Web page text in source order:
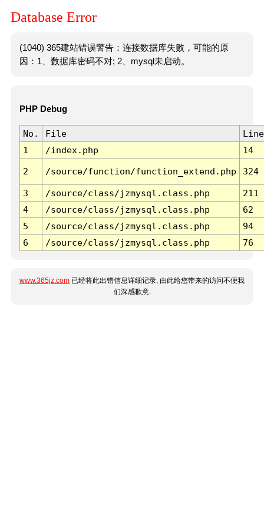
Database Error
(1040) 365建站错误警告：连接数据库失败，可能的原
因：1、数据库密码不对; 2、mysql未启动。
PHP Debug
No. File
Line
1
/index.php 14
2 /source/function/function_extend.php 324
3 /source/class/jzmysql.class.php
211
4
/source/class/jzmysql.class.php
62
5
/source/class/jzmysql.class.php
94
6
/source/class/jzmysql.class.php 76
www.365jz.com 已经将此出错信息详细记录, 由此给您带来的访问不便我
们深感歉意.